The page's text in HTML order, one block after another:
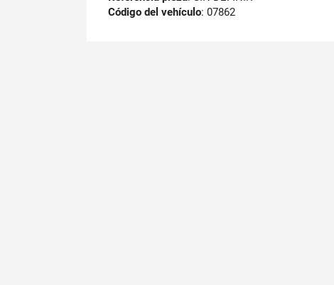
Código del vehículo: 07862